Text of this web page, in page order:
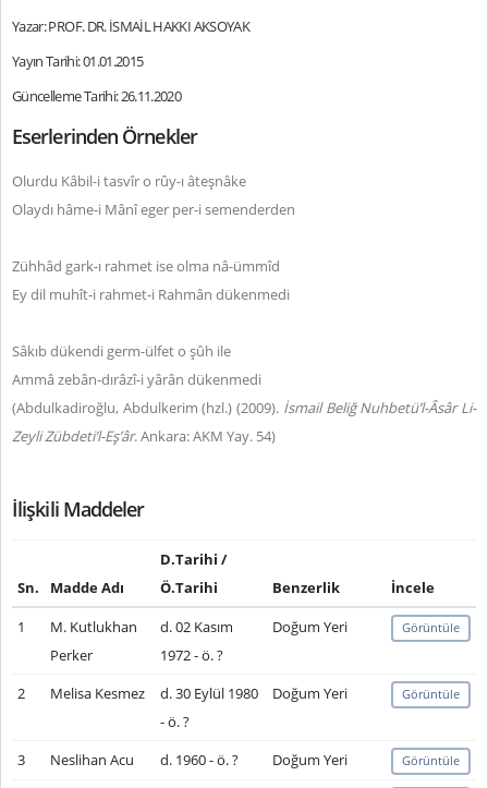
Yazar: PROF. DR. İSMAİL HAKKI AKSOYAK
Yayın Tarihi: 01.01.2015
Güncelleme Tarihi: 26.11.2020
Eserlerinden Örnekler
Olurdu Kâbil-i tasvîr o rûy-ı âteşnâke
Olaydı hâme-i Mânî eger per-i semenderden
Zühhâd gark-ı rahmet ise olma nâ-ümmîd
Ey dil muhît-i rahmet-i Rahmân dükenmedi
Sâkıb dükendi germ-ülfet o şûh ile
Ammâ zebân-dırâzî-i yârân dükenmedi
(Abdulkadiroğlu, Abdulkerim (hzl.) (2009). İsmail Beliğ Nuhbetü’l-Âsâr Li-
Zeyli Zübdeti’l-Eş’âr. Ankara: AKM Yay. 54)
İlişkili Maddeler
Sn. Madde Adı
D.Tarihi /
Ö.Tarihi
Benzerlik
İncele
1
M. Kutlukhan
Perker
d. 02 Kasım
1972 - ö. ?
Doğum Yeri Görüntüle
2 Melisa Kesmez
d. 30 Eylül 1980
- ö. ?
Doğum Yeri Görüntüle
3 Neslihan Acu d. 1960 - ö. ? Doğum Yeri Görüntüle